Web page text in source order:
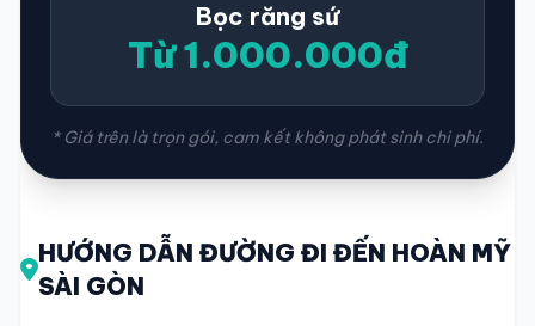
Bọc răng sứ
Từ 1.000.000đ
* Giá trên là trọn gói, cam kết không phát sinh chi phí.
HƯỚNG DẪN ĐƯỜNG ĐI ĐẾN HOÀN MỸ
SÀI GÒN